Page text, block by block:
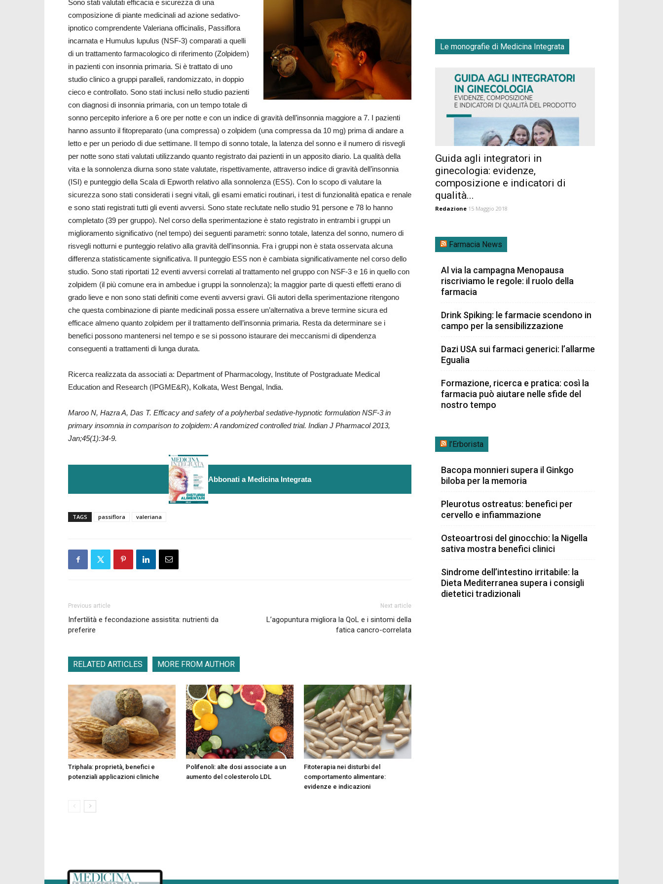
Sono stati valutati efficacia e sicurezza di una
composizione di piante medicinali ad azione sedativo-
ipnotico comprendente Valeriana officinalis, Passiflora
incarnata e Humulus lupulus (NSF-3) comparati a quelli
di un trattamento farmacologico di riferimento (Zolpidem)
in pazienti con insonnia primaria. Si è trattato di uno
studio clinico a gruppi paralleli, randomizzato, in doppio
cieco e controllato. Sono stati inclusi nello studio pazienti
con diagnosi di insonnia primaria, con un tempo totale di
sonno percepito inferiore a 6 ore per notte e con un indice di gravità dell’insonnia maggiore a 7. I pazienti
hanno assunto il fitopreparato (una compressa) o zolpidem (una compressa da 10 mg) prima di andare a
letto e per un periodo di due settimane. Il tempo di sonno totale, la latenza del sonno e il numero di risvegli
per notte sono stati valutati utilizzando quanto registrato dai pazienti in un apposito diario. La qualità della
vita e la sonnolenza diurna sono state valutate, rispettivamente, attraverso indice di gravità dell’insonnia
(ISI) e punteggio della Scala di Epworth relativo alla sonnolenza (ESS). Con lo scopo di valutare la
sicurezza sono stati considerati i segni vitali, gli esami ematici routinari, i test di funzionalità epatica e renale
e sono stati registrati tutti gli eventi avversi. Sono state reclutate nello studio 91 persone e 78 lo hanno
completato (39 per gruppo). Nel corso della sperimentazione è stato registrato in entrambi i gruppi un
miglioramento significativo (nel tempo) dei seguenti parametri: sonno totale, latenza del sonno, numero di
risvegli notturni e punteggio relativo alla gravità dell’insonnia. Fra i gruppi non è stata osservata alcuna
differenza statisticamente significativa. Il punteggio ESS non è cambiata significativamente nel corso dello
studio. Sono stati riportati 12 eventi avversi correlati al trattamento nel gruppo con NSF-3 e 16 in quello con
zolpidem (il più comune era in ambedue i gruppi la sonnolenza); la maggior parte di questi effetti erano di
grado lieve e non sono stati definiti come eventi avversi gravi. Gli autori della sperimentazione ritengono
che questa combinazione di piante medicinali possa essere un’alternativa a breve termine sicura ed
efficace almeno quanto zolpidem per il trattamento dell’insonnia primaria. Resta da determinare se i
benefici possono mantenersi nel tempo e se si possono istaurare dei meccanismi di dipendenza
conseguenti a trattamenti di lunga durata.
Ricerca realizzata da associati a: Department of Pharmacology, Institute of Postgraduate Medical
Education and Research (IPGME&R), Kolkata, West Bengal, India.
Maroo N, Hazra A, Das T. Efficacy and safety of a polyherbal sedative-hypnotic formulation NSF-3 in
primary insomnia in comparison to zolpidem: A randomized controlled trial. Indian J Pharmacol 2013,
Jan;45(1):34-9.
Abbonati a Medicina Integrata
TAGS passiflora valeriana
Previous article
Infertilità e fecondazione assistita: nutrienti da
preferire
Next article
L’agopuntura migliora la QoL e i sintomi della
fatica cancro-correlata
RELATED ARTICLES MORE FROM AUTHOR
Triphala: proprietà, benefici e
potenziali applicazioni cliniche
Polifenoli: alte dosi associate a un
aumento del colesterolo LDL
Fitoterapia nei disturbi del
comportamento alimentare:
evidenze e indicazioni
Le monografie di Medicina Integrata
Guida agli integratori in
ginecologia: evidenze,
composizione e indicatori di
qualità...
Redazione 15 Maggio 2018
Farmacia News
Al via la campagna Menopausa
riscriviamo le regole: il ruolo della
farmacia
Drink Spiking: le farmacie scendono in
campo per la sensibilizzazione
Dazi USA sui farmaci generici: l’allarme
Egualia
Formazione, ricerca e pratica: così la
farmacia può aiutare nelle sfide del
nostro tempo
l’Erborista
Bacopa monnieri supera il Ginkgo
biloba per la memoria
Pleurotus ostreatus: benefici per
cervello e infiammazione
Osteoartrosi del ginocchio: la Nigella
sativa mostra benefici clinici
Sindrome dell’intestino irritabile: la
Dieta Mediterranea supera i consigli
dietetici tradizionali